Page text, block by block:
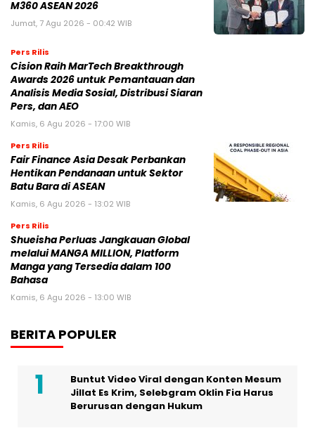
M360 ASEAN 2026
Jumat, 7 Agu 2026 - 00:42 WIB
Pers Rilis
Cision Raih MarTech Breakthrough
Awards 2026 untuk Pemantauan dan
Analisis Media Sosial, Distribusi Siaran
Pers, dan AEO
Kamis, 6 Agu 2026 - 17:00 WIB
Pers Rilis
Fair Finance Asia Desak Perbankan
Hentikan Pendanaan untuk Sektor
Batu Bara di ASEAN
Kamis, 6 Agu 2026 - 13:02 WIB
Pers Rilis
Shueisha Perluas Jangkauan Global
melalui MANGA MILLION, Platform
Manga yang Tersedia dalam 100
Bahasa
Kamis, 6 Agu 2026 - 13:00 WIB
BERITA POPULER
Buntut Video Viral dengan Konten Mesum
Jillat Es Krim, Selebgram Oklin Fia Harus
Berurusan dengan Hukum